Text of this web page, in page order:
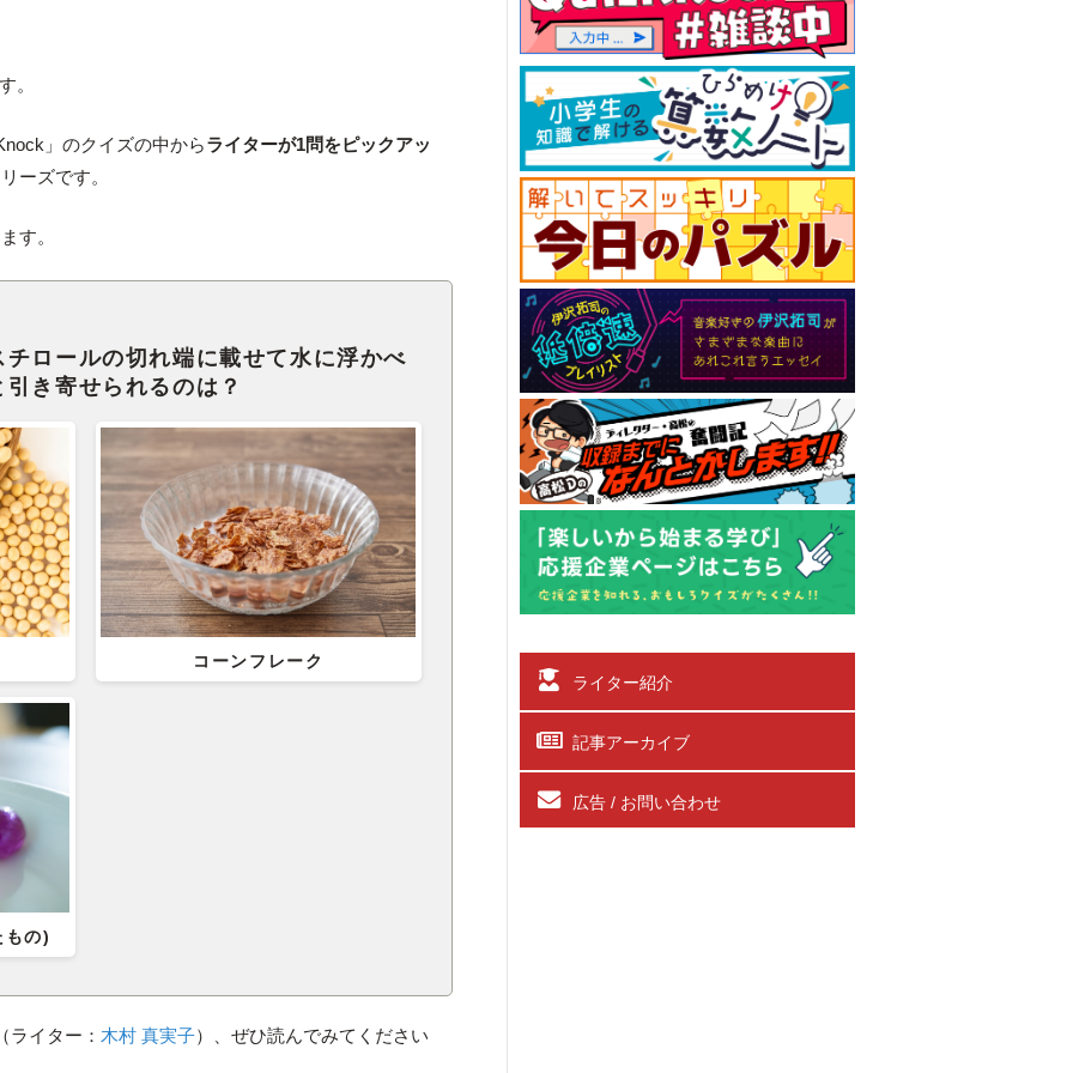
。
」のクイズの中からライターが1問をピックアッ
ーズです。
す。
ロールの切れ端に載せて水に浮かべ
き寄せられるのは？
コーンフレーク
もの)
ライター： 木村 真実子）、ぜひ読んでみてください
ライター紹介
記事アーカイブ
広告 / お問い合わせ